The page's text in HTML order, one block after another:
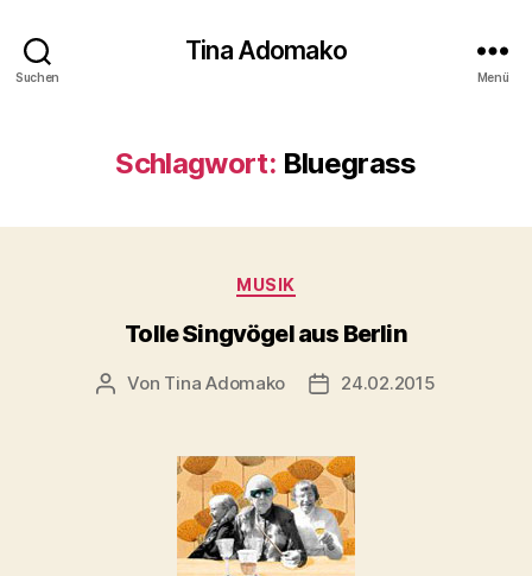
Suchen
Tina Adomako
Menü
Schlagwort: Bluegrass
Kategorien
MUSIK
Tolle Singvögel aus Berlin
Beitragsautor
Von Tina Adomako Veröffentlichungsdatum
24.02.2015